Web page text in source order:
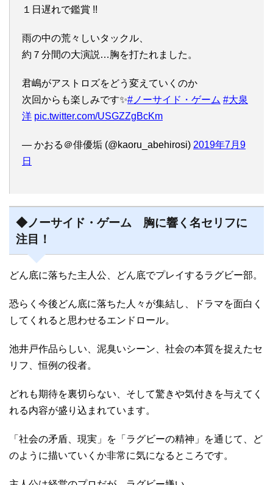
１日遅れで鑑賞 !!
雨の中の荒々しいタックル、
約７分間の大演説…胸を打たれました。
君嶋がアストロズをどう変えていくのか
次回からも楽しみです✨#ノーサイド・ゲーム #大泉
洋 pic.twitter.com/USGZZgBcKm
— かおる＠俳優垢 (@kaoru_abehirosi) 2019年7月9
日
◆ノーサイド・ゲーム 胸に響く名セリフに
注目！
どん底に落ちた主人公、どん底でプレイするラグビー部。
恐らく今後どん底に落ちた人々が集結し、ドラマを面白く
してくれると思わせるエンドロール。
池井戸作品らしい、泥臭いシーン、社会の本質を捉えたセ
リフ、恒例の役者。
どれも期待を裏切らない、そして驚きや気付きを与えてく
れる内容が盛り込まれています。
「社会の矛盾、現実」を「ラグビーの精神」を通じて、ど
のように描いていくか非常に気になるところです。